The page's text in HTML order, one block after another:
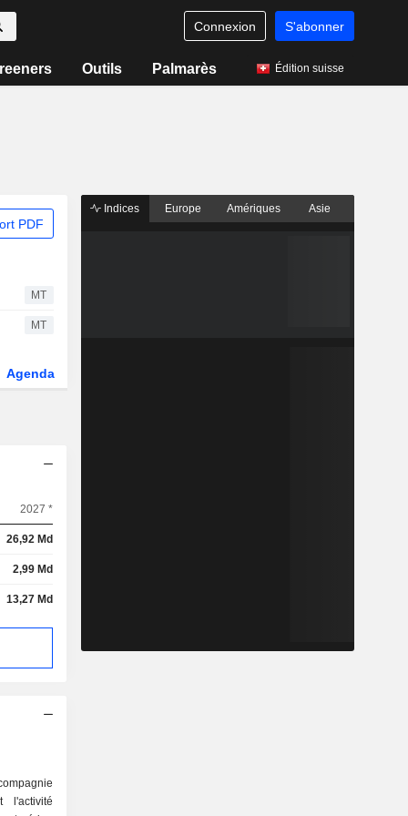
Connexion S'abonner
Outils Palmarès Édition suisse
PDF
MT
MT
Agenda
2027 *
26,92 Md
2,99 Md
13,27 Md
l'activité
Indices Europe Amériques Asie